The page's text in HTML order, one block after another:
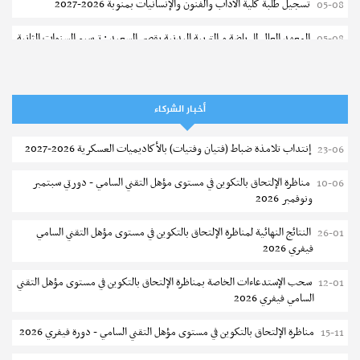
05-08 تسجيل طلبة كلية الآداب والفنون والإنسانيات بمنوبة 2026-2027
05-08 المعهد العالي للرياضة و التربية البدنية بقصر السعيد : ترسيم السنوات الثانية
05-08 كلية العلوم الإقتصادية والتصرف بسوسة : الترشح لماجستير مهني جديد
05-08
الترشح للماجستير بالمعهد العالي للرياضة والتربية البدنية بصفاقس 2026-
نتائج القبول الأولي لمناظرة إنتداب أساتذة التعليم الثانوي والفني والتقني
04-08 المركز القطاعي للتكوين في الآلية الفلاحية جوقار الفحص :فتح باب الترشح
لقبول متكونين
04-08 المركز القطاعي للتكوين في الآلية الفلاحية جوقار الفحص : دورة سبتمبر 2026
2027
أخبار الشركاء
23-06 إنتداب تلامذة ضباط (فتيان وفتيات) بالأكاديميات العسكرية 2026-2027
10-06 مناظرة الإلتحاق بالتكوين في مستوى مؤهل التقني السامي - دورتي سبتمبر
ونوفمبر 2026
26-01 النتائج النهائية لمناظرة الإلتحاق بالتكوين في مستوى مؤهل التقني السامي
فيفري 2026
12-01 سحب الإستدعاءات الخاصة بمناظرة الإلتحاق بالتكوين في مستوى مؤهل التقني
السامي فيفري 2026
15-11 مناظرة الإلتحاق بالتكوين في مستوى مؤهل التقني السامي - دورة فيفري 2026